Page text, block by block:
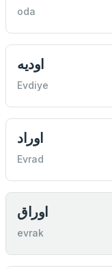
oda
اوديه
Evdiye
اوراد
Evrad
اوراق
evrak